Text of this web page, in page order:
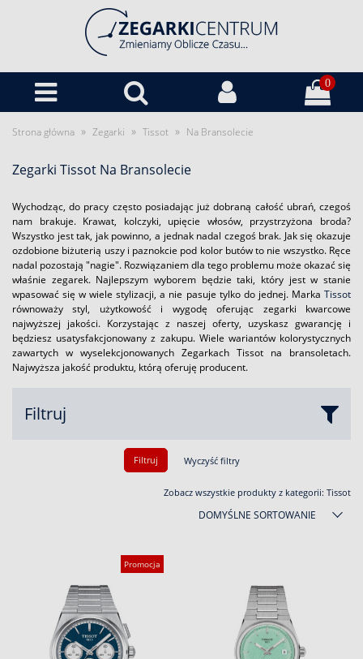
0
Strona główna » Zegarki » Tissot » Na Bransolecie
Zegarki Tissot Na Bransolecie
Wychodząc, do pracy często posiadając już dobraną całość ubrań, czegoś
nam brakuje. Krawat, kolczyki, upięcie włosów, przystrzyżona broda?
Wszystko jest tak, jak powinno, a jednak nadal czegoś brak. Jak się okazuje
ozdobione biżuterią uszy i paznokcie pod kolor butów to nie wszystko. Ręce
nadal pozostają "nagie". Rozwiązaniem dla tego problemu może okazać się
właśnie zegarek. Najlepszym wyborem będzie taki, który jest w stanie
wpasować się w wiele stylizacji, a nie pasuje tylko do jednej. Marka Tissot
równoważy styl, użytkowość i wygodę oferując zegarki kwarcowe
najwyższej jakości. Korzystając z naszej oferty, uzyskasz gwarancję i
będziesz usatysfakcjonowany z zakupu. Wiele wariantów kolorystycznych
zawartych w wyselekcjonowanych Zegarkach Tissot na bransoletach.
Najwyższa jakość produktu, którą oferuję producent.
Filtruj
Filtruj Wyczyść filtry
Zobacz wszystkie produkty z kategorii: Tissot
DOMYŚLNE SORTOWANIE
Promocja